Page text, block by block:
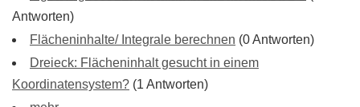
Antworten)
Flächeninhalte/ Integrale berechnen (0 Antworten)
Dreieck: Flächeninhalt gesucht in einem
Koordinatensystem? (1 Antworten)